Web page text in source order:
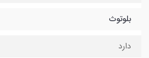
بلوتوث
دارد